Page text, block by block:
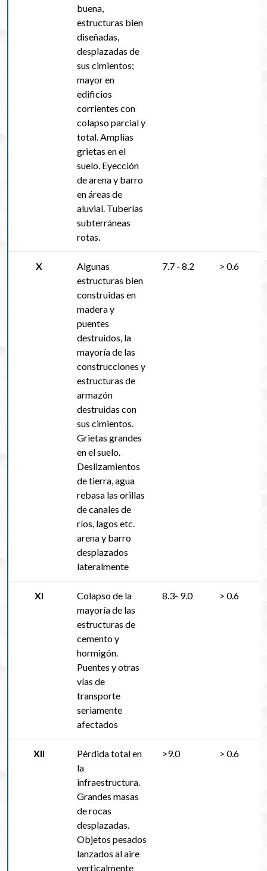
buena,
estructuras bien
diseñadas,
desplazadas de
sus cimientos;
mayor en
edificios
corrientes con
colapso parcial y
total. Amplias
grietas en el
suelo. Eyección
de arena y barro
en áreas de
aluvial. Tuberías
subterráneas
rotas.
X
Algunas
estructuras bien
construidas en
madera y
puentes
destruidos, la
mayoría de las
construcciones y
estructuras de
armazón
destruidas con
sus cimientos.
Grietas grandes
en el suelo.
Deslizamientos
de tierra, agua
rebasa las orillas
de canales de
ríos, lagos etc.
arena y barro
desplazados
lateralmente
7.7 - 8.2 > 0.6
XI
Colapso de la
mayoría de las
estructuras de
cemento y
hormigón.
Puentes y otras
vías de
transporte
seriamente
afectados
8.3- 9.0 > 0.6
XII
Pérdida total en
la
infraestructura.
Grandes masas
de rocas
desplazadas.
Objetos pesados
lanzados al aire
verticalmente
>9.0 > 0.6